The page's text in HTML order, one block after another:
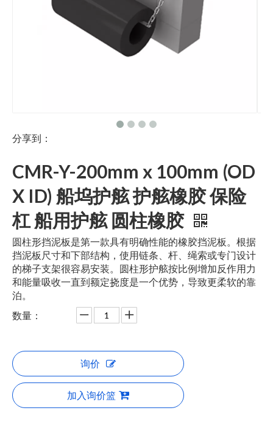
分享到：
CMR-Y-200mm x 100mm (OD
X ID) 船坞护舷 护舷橡胶 保险
杠 船用护舷 圆柱橡胶
圆柱形挡泥板是第一款具有明确性能的橡胶挡泥板。根据
挡泥板尺寸和下部结构，使用链条、杆、绳索或专门设计
的梯子支架很容易安装。圆柱形护舷按比例增加反作用力
和能量吸收一直到额定挠度是一个优势，导致更柔软的靠
泊。
数量：
询价
加入询价篮